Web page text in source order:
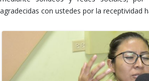
agradecidas con ustedes por la receptividad